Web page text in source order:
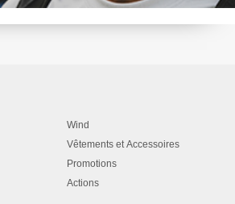
Wind
Vêtements et Accessoires
Promotions
Actions